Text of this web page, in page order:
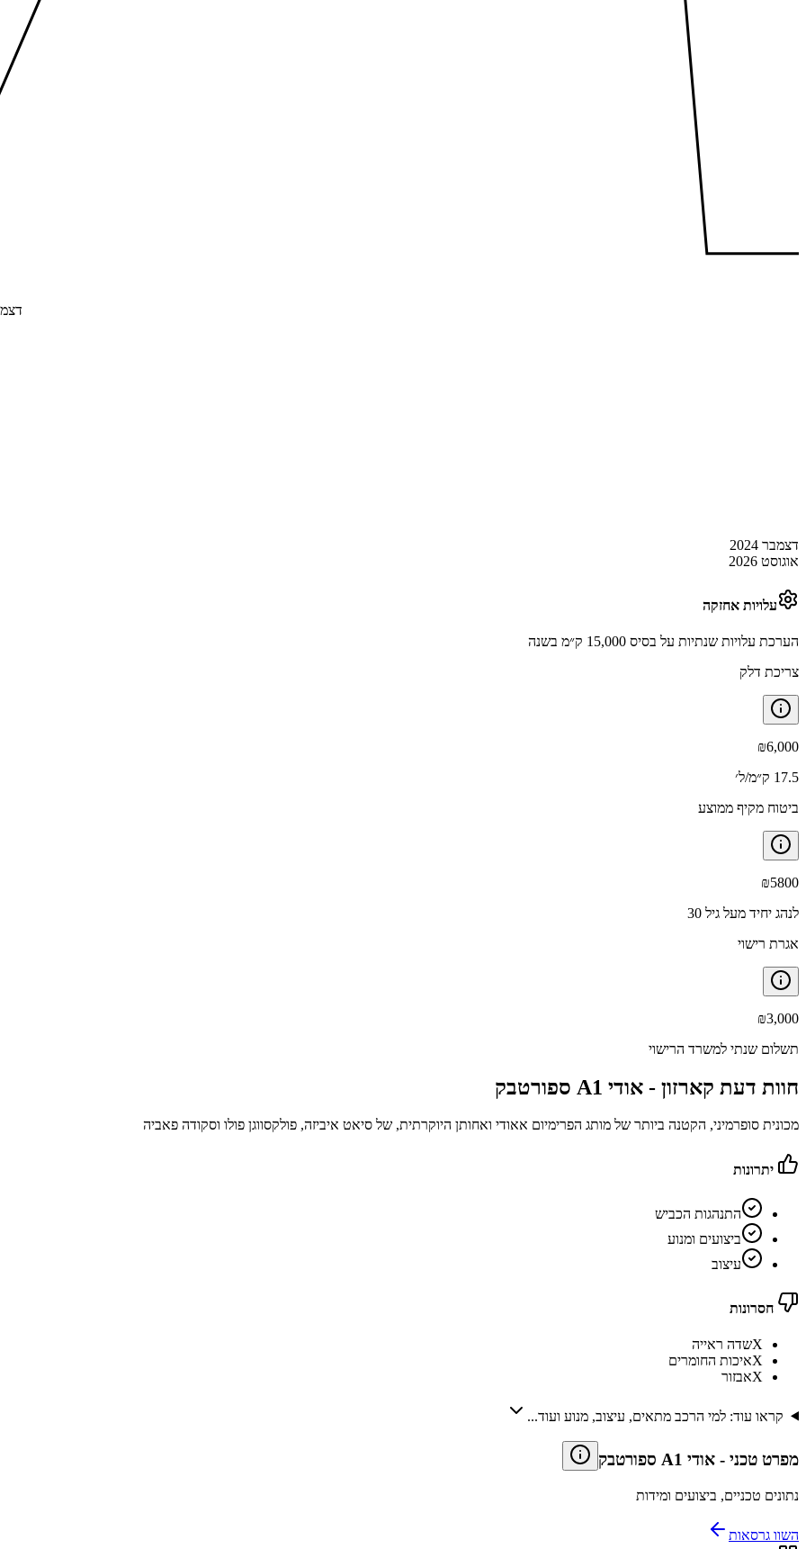
דצמבר 2024
אוגוסט 2026
עלויות אחזקה
הערכת עלויות שנתיות על בסיס 15,000 ק״מ בשנה
צריכת דלק
₪6,000
17.5 ק״מ/ל׳
ביטוח מקיף ממוצע
₪5800
לנהג יחיד מעל גיל 30
אגרת רישוי
₪3,000
תשלום שנתי למשרד הרישוי
חוות דעת קארזון - אודי A1 ספורטבק
מכונית סופרמיני, הקטנה ביותר של מותג הפרימיום אאודי ואחותן היוקרתית, של סיאט איביזה, פולקסווגן פולו וסקודה פאביה
יתרונות
התנהגות הכביש
ביצועים ומנוע
עיצוב
חסרונות
Xשדה ראייה
Xאיכות החומרים
Xאבזור
קראו עוד: למי הרכב מתאים, עיצוב, מנוע ועוד...
מפרט טכני - אודי A1 ספורטבק
נתונים טכניים, ביצועים ומידות
השוו גרסאות